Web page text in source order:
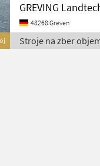
GREVING
48268 Greven
Stroje na zber